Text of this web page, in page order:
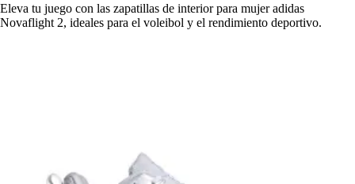
Eleva tu juego con las zapatillas de interior para mujer adidas
Novaflight 2, ideales para el voleibol y el rendimiento deportivo.